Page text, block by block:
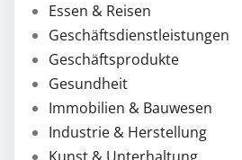
Essen & Reisen
Geschäftsdienstleistungen
Geschäftsprodukte
Gesundheit
Immobilien & Bauwesen
Industrie & Herstellung